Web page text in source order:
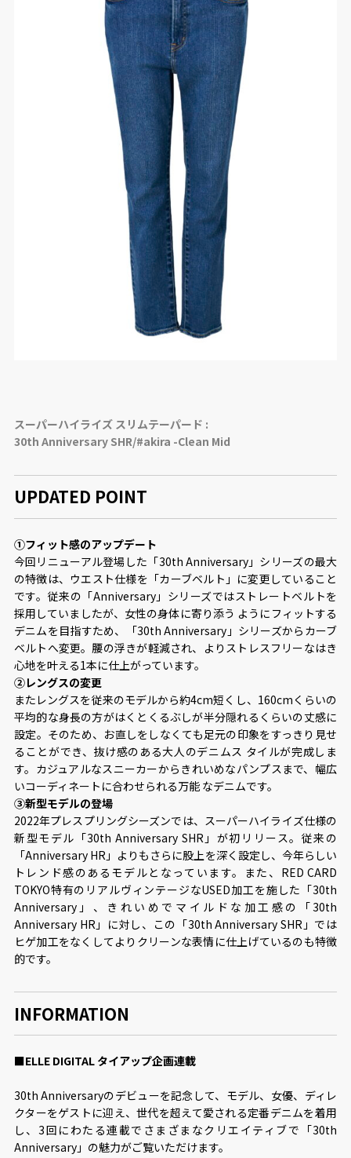
スーパーハイライズ スリムテーパード :
30th Anniversary SHR/#akira -Clean Mid
UPDATED POINT
①フィット感のアップデート
今回リニューアル登場した「30th Anniversary」シリーズの最⼤
の特徴は、ウエスト仕様を「カーブベルト」に変更していること
です。従来の「Anniversary」シリーズではストレートベルトを
採⽤していましたが、⼥性の⾝体に寄り添う ようにフィットする
デニムを⽬指すため、「30th Anniversary」シリーズからカーブ
ベルトへ変更。腰の浮きが軽減され、よりストレスフリーなはき
⼼地を叶える1本に仕上がっています。
②レングスの変更
またレングスを従来のモデルから約4cm短くし、160cmくらいの
平均的な⾝⻑の⽅がはくとくるぶしが半分隠れるくらいの丈感に
設定。そのため、お直しをしなくても⾜元の印象をすっきり⾒せ
ることができ、抜け感のある⼤⼈のデニムス タイルが完成しま
す。カジュアルなスニーカーからきれいめなパンプスまで、幅広
いコーディネートに合わせられる万能 なデニムです。
③新型モデルの登場
2022年プレスプリングシーズンでは、スーパーハイライズ仕様の
新型モデル「30th Anniversary SHR」が初リリース。従来の
「Anniversary HR」よりもさらに股上を深く設定し、今年らしい
トレンド感のあるモデルとなっています。また、RED CARD
TOKYO特有のリアルヴィンテージなUSED加⼯を施した「30th
Anniversary」、きれいめでマイルドな加⼯感の「30th
Anniversary HR」に対し、この「30th Anniversary SHR」では
ヒゲ加⼯をなくしてよりクリーンな表情に仕上げているのも特徴
的です。
INFORMATION
■ELLE DIGITAL タイアップ企画連載
30th Anniversaryのデビューを記念して、モデル、⼥優、ディレ
クターをゲストに迎え、世代を超えて愛される定番デニムを着⽤
し、3回にわたる連載でさまざまなクリエイティブで「30th
Anniversary」の魅⼒がご覧いただけます。